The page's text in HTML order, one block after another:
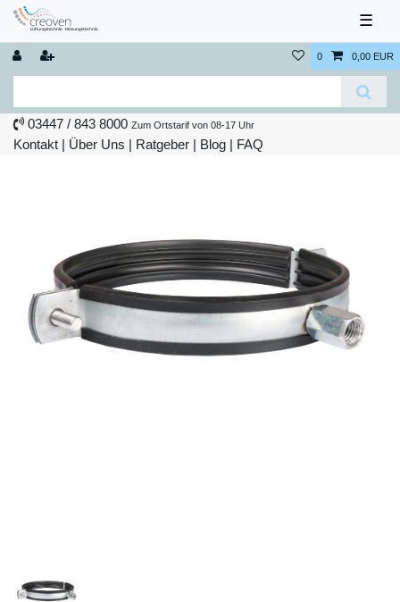
☰
0 0,00 EUR
03447 / 843 8000 Zum Ortstarif von 08-17 Uhr
Kontakt | Über Uns | Ratgeber | Blog | FAQ